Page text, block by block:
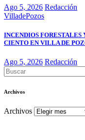
Ago 5, 2026 Redacción
VilladePozos
INCENDIOS FORESTALES
CIENTO EN VILLA DE
Ago 5, 2026 Redacción
Archivos
Archivos